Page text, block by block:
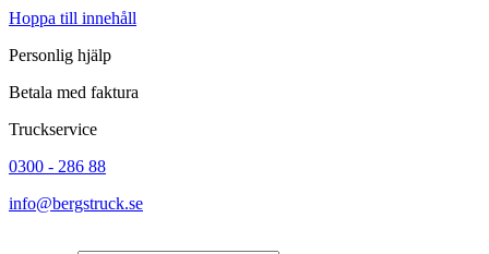
Hoppa till innehåll
Personlig hjälp
Betala med faktura
Truckservice
0300 - 286 88
info@bergstruck.se